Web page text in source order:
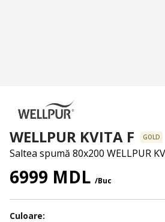
WELLPUR KVITA F GOLD
Saltea spumă 80x200 WELLPUR
6999 MDL /Buc
Culoare: